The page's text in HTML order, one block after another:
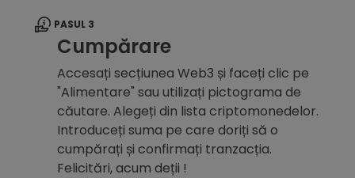
PASUL 3
Cumpărare
Accesați secțiunea Web3 și faceți clic pe
"Alimentare" sau utilizați pictograma de
căutare. Alegeți din lista criptomonedelor.
Introduceți suma pe care doriți să o
cumpărați și confirmați tranzacția.
Felicitări, acum deții !